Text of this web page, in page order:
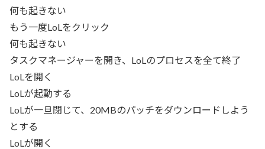
何も起きない
もう一度LoLをクリック
何も起きない
タスクマネージャーを開き、LoLのプロセスを全て終了
LoLを開く
LoLが起動する
LoLが一旦閉じて、20MBのパッチをダウンロードしよう
とする
LoLが開く